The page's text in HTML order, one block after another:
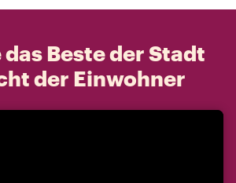
Beste der Stadt
der Einwohner